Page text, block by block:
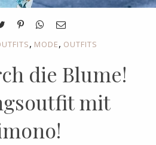
, MODE, OUTFITS
die Blume!
mit